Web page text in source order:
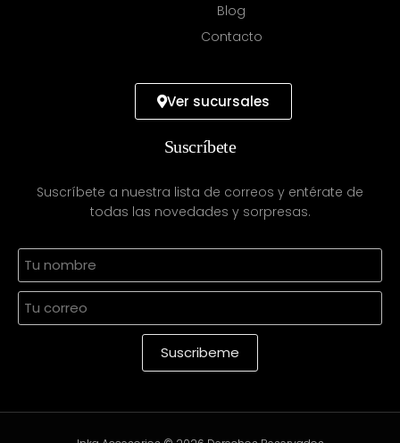
Blog
Contacto
Ver sucursales
Suscríbete
Suscríbete a nuestra lista de correos y entérate de
todas las novedades y sorpresas.